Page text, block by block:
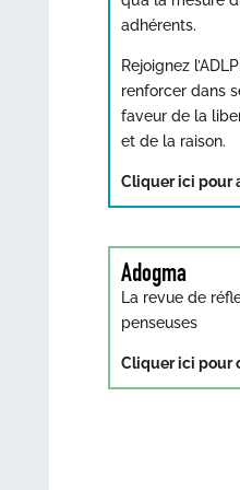
adhérents.
Rejoignez
renforcer dans
faveur de la
et de la raison.
Cliquer ici pour
Adogma
La revue de
penseuses
Cliquer ici pour